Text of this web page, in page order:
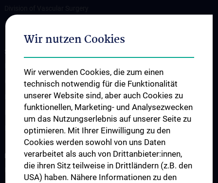
Division of Transplantation
STUDIES, TRAINING AND FURTHER EDUCATION
Chirurgische Lehre im Humanmedizinstudium N202
Klinisch-Praktisches Jahr (KPJ)
Famulatur
Fellows & Observer
RESEARCH
Forschung Viszeralchirurgie
Wir nutzen Cookies
Wir verwenden Cookies, die zum einen
technisch notwendig für die Funktionalität
unserer Website sind, aber auch Cookies zu
funktionellen, Marketing- und Analysezwecken
um das Nutzungserlebnis auf unserer Seite zu
optimieren. Mit Ihrer Einwilligung zu den
Cookies werden sowohl von uns Daten
verarbeitet als auch von Drittanbieter:innen,
die ihren Sitz teilweise in Drittländern (z.B. den
USA) haben. Nähere Informationen zu den